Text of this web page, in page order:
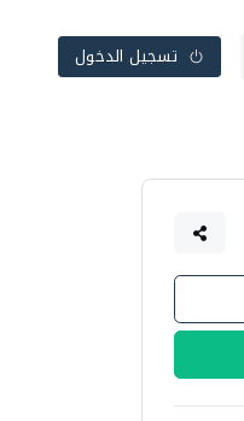
تسجيل الدخول